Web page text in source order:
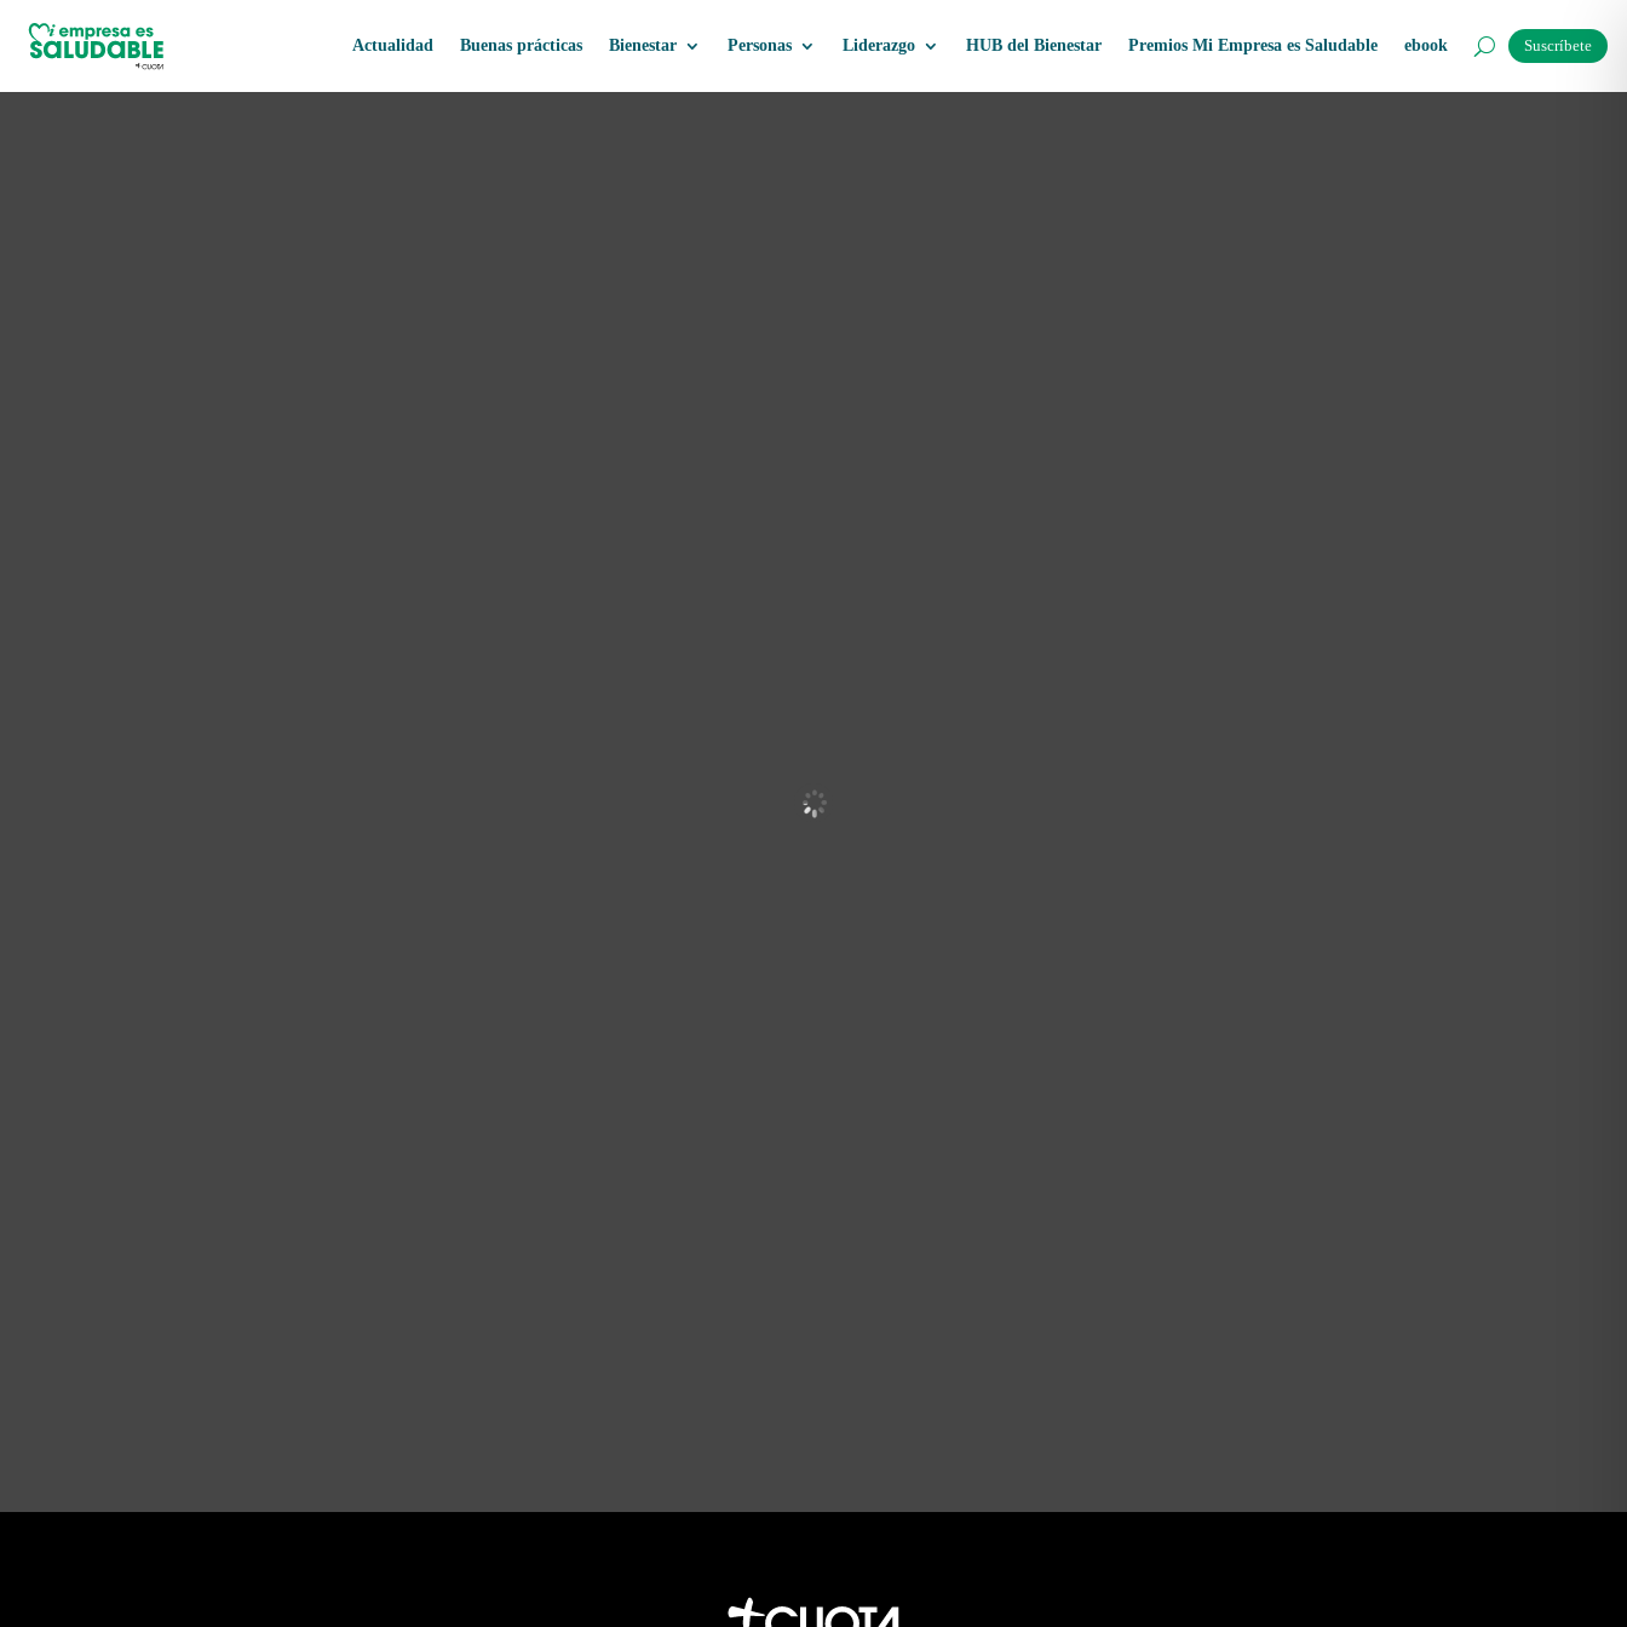
Actualidad Buenas prácticas Bienestar Personas Liderazgo HUB del Bienestar Premios Mi Empresa es Saludable ebook Suscríbete